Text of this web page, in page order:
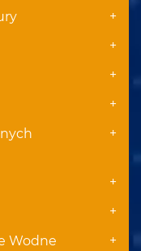
+
+
+
+
+
+
+
Wodne +